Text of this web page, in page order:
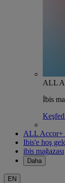
ALL
İbis
ALL Accor+
Ibis'e hoş
ibis mağazası
Daha
EN